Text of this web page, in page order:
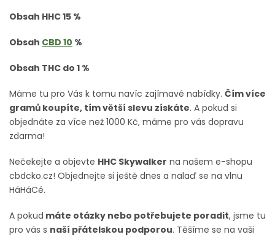
Obsah HHC 15 %
Obsah CBD 10 %
Obsah THC do 1 %
Máme tu pro Vás k tomu navíc zajímavé nabídky. Čím více
gramů koupíte, tím větší slevu získáte. A pokud si
objednáte za více než 1000 Kč, máme pro vás dopravu
zdarma!
Nečekejte a objevte HHC Skywalker na našem e-shopu
cbdcko.cz! Objednejte si ještě dnes a nalaď se na vlnu
HáHáCé.
A pokud máte otázky nebo potřebujete poradit, jsme tu
pro vás s naší přátelskou podporou. Těšíme se na vaši